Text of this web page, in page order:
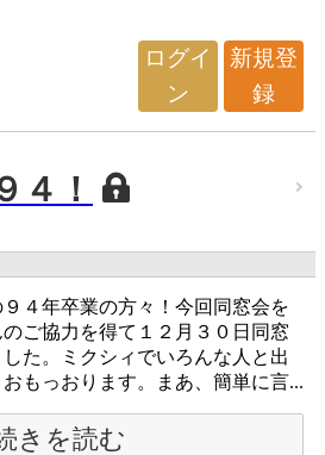
ログイ
ン
新規登
録
４！
４年卒業の方々！今回同窓会を
ご協力を得て１２月３０日同窓
た。ミクシィでいろんな人と出
もっおります。まあ、簡単に言...
きを読む